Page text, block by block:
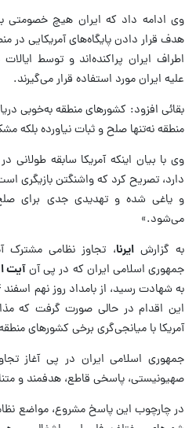
وی ادامه داد که ایران هیچ خصومتی
هدف قرار دادن پایگاه‌های آمریکایی در
اطراف ایران پراکنده‌اند و توسط
علیه ایران مورد استفاده قرار می‌گیرند.
بقائی افزود: کشورهای منطقه به‌خوبی
منطقه نه‌تنها صلح و ثبات نیاورده بلکه
وی با بیان اینکه آمریکا سابقه طولانی
دارد، تصریح کرد که واشنگتن بازیگری
و یاغی شده و تهدیدی جدی برای
می‌شود.»
به گزارشایرنا، تجاوز نظامی مشترک
جمهوری اسلامی ایران که در پی آنآیت
این اقدام در حالی صورت گرفت که
آمریکا با میانجی‌گری برخی کشورهای
جمهوری اسلامی ایران در پی آغاز
صهیونیستی، پاسخی قاطع، هدفمند و
در چارچوب این پاسخ مشروع، مواضع